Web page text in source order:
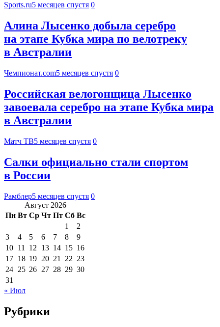
Sports.ru5 месяцев спустя 0
Алина Лысенко добыла серебро
на этапе Кубка мира по велотреку
в Австралии
Чемпионат.com5 месяцев спустя 0
Российская велогонщица Лысенко
завоевала серебро на этапе Кубка мира
в Австралии
Матч ТВ5 месяцев спустя 0
Салки официально стали спортом
в России
Рамблер5 месяцев спустя 0
Август 2026
Пн Вт Ср Чт Пт Сб Вс
1
2
3
4 5 6 7 8
9
10 11 12 13 14 15 16
17 18 19 20 21 22 23
24 25 26 27 28 29 30
31
« Июл
Рубрики